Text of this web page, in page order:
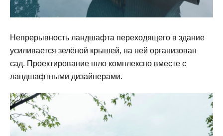
Непрерывность ландшафта переходящего в здание
усиливается зелёной крышей, на ней организован
сад. Проектирование шло комплексно вместе с
ландшафтными дизайнерами.